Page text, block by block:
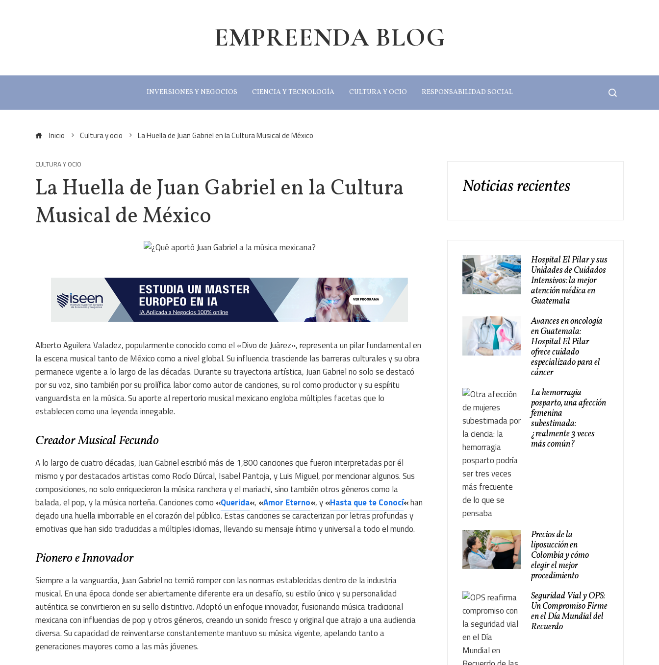
EMPREENDA BLOG
INVERSIONES Y NEGOCIOS CIENCIA Y TECNOLOGÍA CULTURA Y OCIO RESPONSABILIDAD SOCIAL
Inicio Cultura y ocio La Huella de Juan Gabriel en la Cultura Musical de México
CULTURA Y OCIO
La Huella de Juan Gabriel en la Cultura
Musical de México
Alberto Aguilera Valadez, popularmente conocido como el «Divo de Juárez», representa un pilar fundamental en
la escena musical tanto de México como a nivel global. Su influencia trasciende las barreras culturales y su obra
permanece vigente a lo largo de las décadas. Durante su trayectoria artística, Juan Gabriel no solo se destacó
por su voz, sino también por su prolífica labor como autor de canciones, su rol como productor y su espíritu
vanguardista en la música. Su aporte al repertorio musical mexicano engloba múltiples facetas que lo
establecen como una leyenda innegable.
Creador Musical Fecundo
A lo largo de cuatro décadas, Juan Gabriel escribió más de 1,800 canciones que fueron interpretadas por él
mismo y por destacados artistas como Rocío Dúrcal, Isabel Pantoja, y Luis Miguel, por mencionar algunos. Sus
composiciones, no solo enriquecieron la música ranchera y el mariachi, sino también otros géneros como la
balada, el pop, y la música norteña. Canciones como «Querida«, «Amor Eterno«, y«Hasta que te Conocí«han
dejado una huella imborrable en el corazón del público. Estas canciones se caracterizan por letras profundas y
emotivas que han sido traducidas a múltiples idiomas, llevando su mensaje íntimo y universal a todo el mundo.
Pionero e Innovador
Siempre a la vanguardia, Juan Gabriel no temió romper con las normas establecidas dentro de la industria
musical. En una época donde ser abiertamente diferente era un desafío, su estilo único y su personalidad
auténtica se convirtieron en su sello distintivo. Adoptó un enfoque innovador, fusionando música tradicional
mexicana con influencias de pop y otros géneros, creando un sonido fresco y original que atrajo a una audiencia
diversa. Su capacidad de reinventarse constantemente mantuvo su música vigente, apelando tanto a
generaciones mayores como a las más jóvenes.
Noticias recientes
Hospital El Pilar y sus
Unidades de Cuidados
Intensivos: la mejor
atención médica en
Guatemala
Avances en oncología
en Guatemala:
Hospital El Pilar
ofrece cuidado
especializado para el
cáncer
La hemorragia
posparto, una afección
femenina
subestimada:
¿realmente 3 veces
más común?
Precios de la
liposucción en
Colombia y cómo
elegir el mejor
procedimiento
Seguridad Vial y OPS:
Un Compromiso Firme
en el Día Mundial del
Recuerdo